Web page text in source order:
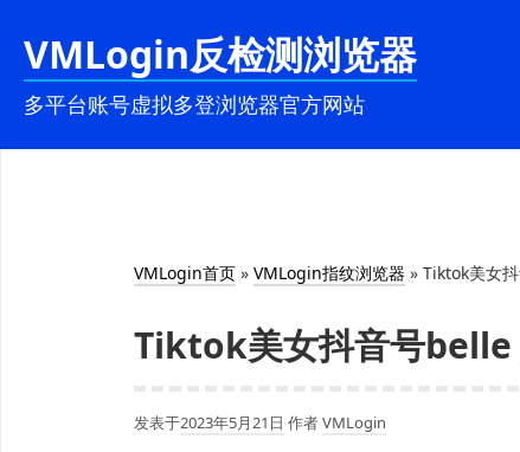
VMLogin反检测浏览器
多平台账号虚拟多登浏览器官方网站
VMLogin首页 » VMLogin指纹浏览器 » Tiktok美女
Tiktok美女抖音号belle
发表于2023年5月21日 作者VMLogin